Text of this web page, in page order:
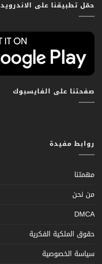
حمّل تطبيقنا على الاندرويد
صفحتنا على الفايسبوك
روابط مفيدة
مهمتنا
من نحن
DMCA
حقوق الملكية الفكرية
سياسة الخصوصية